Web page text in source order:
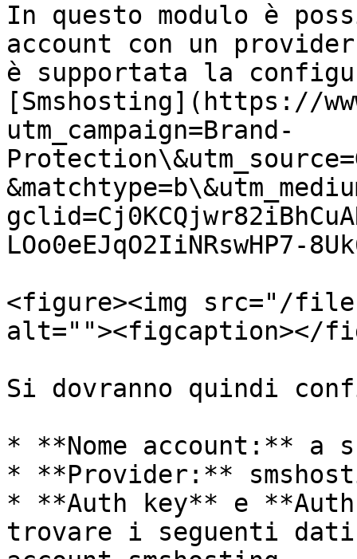
In questo modulo è
account con un
è supportata la
[Smshosting](https://
utm_campaign=Brand-
LOo0eEJqO2IiNRswHP7-
<figure><img src="/files/
alt=""><figcaption></
Si dovranno quindi
* **Nome account:** a
* **Provider:**
* **Auth key** e
trovare i seguenti